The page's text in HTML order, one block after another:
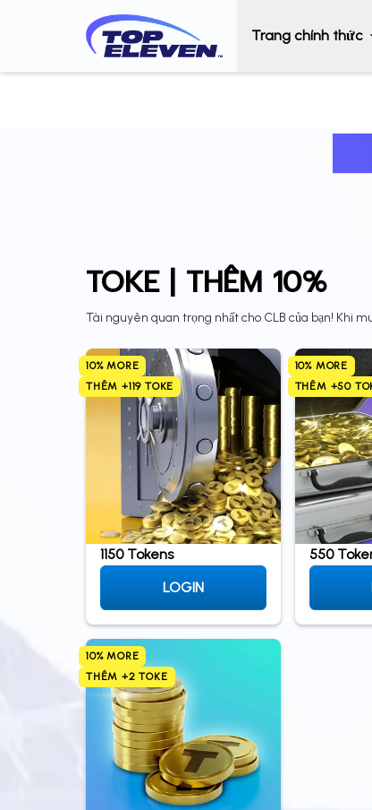
Trang chính thức
TOKE | THÊM 10%
Tài nguyên quan trọng nhất cho CLB của bạn! Khi
10% MORE
THÊM +119 TOKE
1150 Tokens
LOGIN
10% MORE
THÊM +50
550
10% MORE
THÊM +2 TOKE